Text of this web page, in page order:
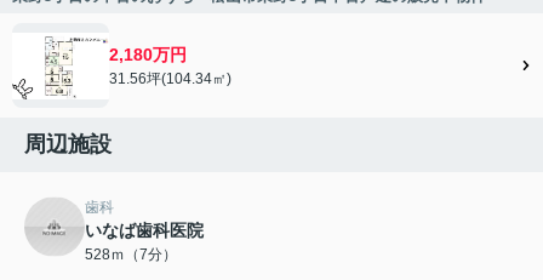
2,180万円
31.56坪(104.34㎡)
周辺施設
歯科
いなば歯科医院
528ｍ（7分）